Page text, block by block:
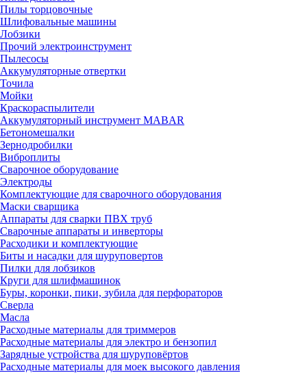
Пилы торцовочные
Шлифовальные машины
Лобзики
Прочий электроинструмент
Пылесосы
Аккумуляторные отвертки
Точила
Мойки
Краскораспылители
Аккумуляторный инструмент MABAR
Бетономешалки
Зернодробилки
Виброплиты
Сварочное оборудование
Электроды
Комплектующие для сварочного оборудования
Маски сварщика
Аппараты для сварки ПВХ труб
Сварочные аппараты и инверторы
Расходики и комплектующие
Биты и насадки для шуруповертов
Пилки для лобзиков
Круги для шлифмашинок
Буры, коронки, пики, зубила для перфораторов
Сверла
Масла
Расходные материалы для триммеров
Расходные материалы для электро и бензопил
Зарядные устройства для шуруповёртов
Расходные материалы для моек высокого давления